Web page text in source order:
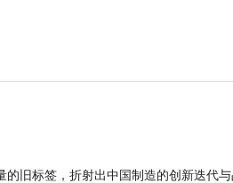
的旧标签，折射出中国制造的创新迭代